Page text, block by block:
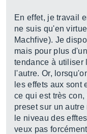
En effet, je travail
ne suis qu'en
Machfive). Je
mais pour plus
tendance à utiliser
l'autre. Or,
les effets aux sont
ce qui est très
preset sur un
le niveau des
veux pas